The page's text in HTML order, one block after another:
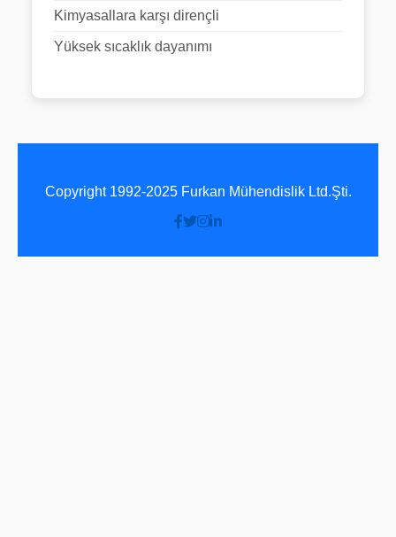
Kimyasallara karşı dirençli
Yüksek sıcaklık dayanımı
Copyright 1992-2025 Furkan Mühendislik Ltd.Şti.